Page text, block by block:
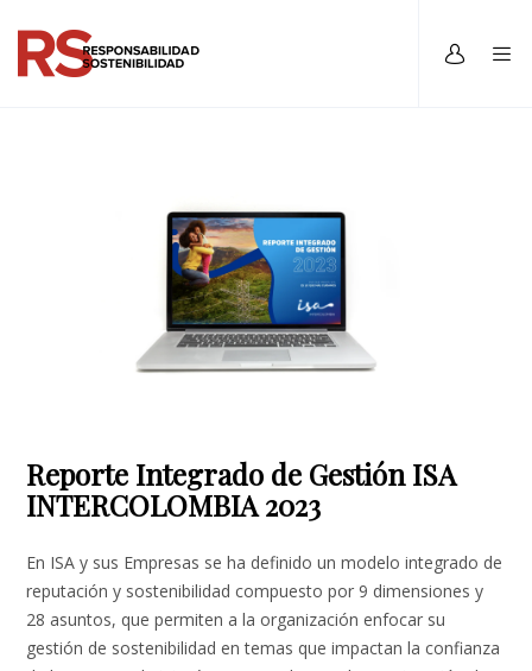
Reporte Integrado de Gestión ISA
INTERCOLOMBIA 2023
En ISA y sus Empresas se ha definido un modelo integrado de
reputación y sostenibilidad compuesto por 9 dimensiones y
28 asuntos, que permiten a la organización enfocar su
gestión de sostenibilidad en temas que impactan la confianza